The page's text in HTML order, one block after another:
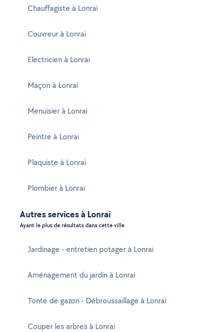
Chauffagiste à Lonrai
Couvreur à Lonrai
Electricien à Lonrai
Maçon à Lonrai
Menuisier à Lonrai
Peintre à Lonrai
Plaquiste à Lonrai
Plombier à Lonrai
Autres services à Lonrai
Ayant le plus de résultats dans cette ville
Jardinage - entretien potager à Lonrai
Aménagement du jardin à Lonrai
Tonte de gazon - Débroussaillage à Lonrai
Couper les arbres à Lonrai